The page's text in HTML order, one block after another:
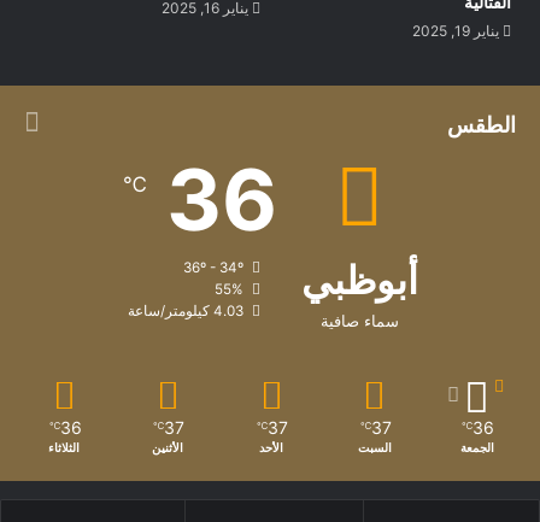
يناير 19, 2025
يناير 16, 2025
الطقس
أبوظبي
سماء صافية
36
℃
36º - 34º
55%
4.03 كيلومتر/ساعة
36
℃
الجمعة
37
℃
السبت
37
℃
الأحد
37
℃
الأثنين
36
℃
الثلاثاء